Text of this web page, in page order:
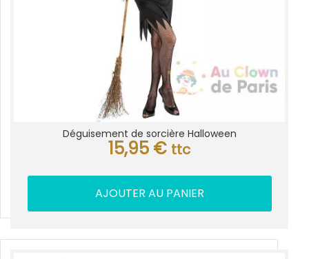
Déguisement de sorcière Halloween
15,95 € ttc
AJOUTER AU PANIER